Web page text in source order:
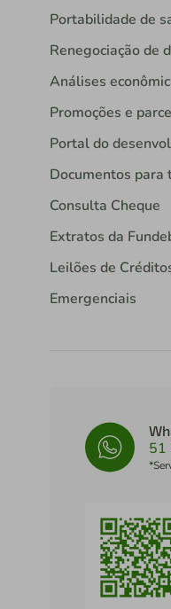
Portabilidade de
Renegociação de
Análises
Promoções e
Portal do
Documentos para
Consulta Cheque
Extratos da
Leilões de
Emergenciais
51